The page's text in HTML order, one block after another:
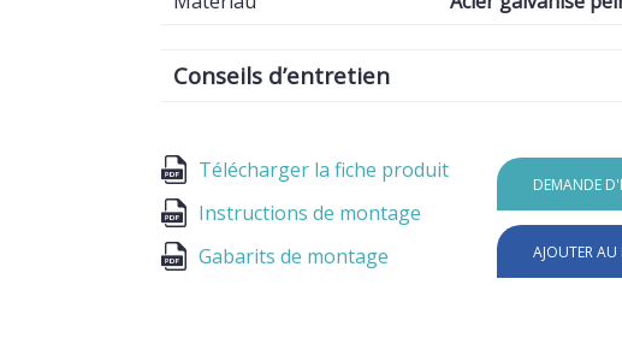
Conseils d’entretien
Télécharger la fiche produit
Instructions de montage
Gabarits de montage
DEMANDE
AJOUTER AU